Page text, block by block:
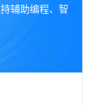
辅助编程、智